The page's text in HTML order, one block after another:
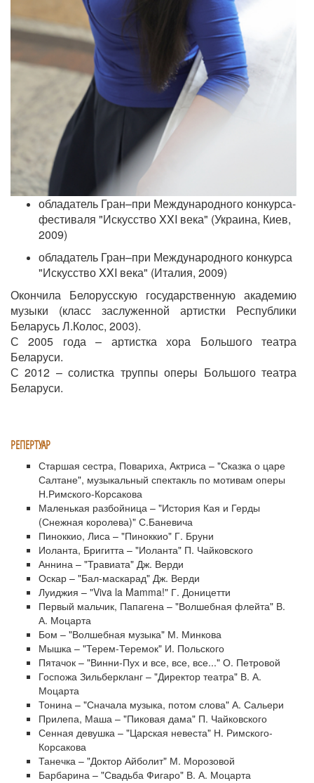
обладатель Гран–при Международного конкурса-
фестиваля "Искусство XXI века" (Украина, Киев,
2009)
обладатель Гран–при Международного конкурса
"Искусство XXI века" (Италия, 2009)
Окончила Белорусскую государственную академию
музыки (класс заслуженной артистки Республики
Беларусь Л.Колос, 2003).
С 2005 года – артистка хора Большого театра
Беларуси.
С 2012 – солистка труппы оперы Большого театра
Беларуси.
РЕПЕРТУАР
Старшая сестра, Повариха, Актриса – "Сказка о царе
Салтане", музыкальный спектакль по мотивам оперы
Н.Римского-Корсакова
Маленькая разбойница – "История Кая и Герды
(Снежная королева)" С.Баневича
Пиноккио, Лиса – "Пиноккио" Г. Бруни
Иоланта, Бригитта – "Иоланта" П. Чайковского
Аннина – "Травиата" Дж. Верди
Оскар – "Бал-маскарад" Дж. Верди
Луиджия – "Viva la Mamma!" Г. Доницетти
Первый мальчик, Папагена – "Волшебная флейта" В.
А. Моцарта
Бом – "Волшебная музыка" М. Минкова
Мышка – "Терем-Теремок" И. Польского
Пятачок – "Винни-Пух и все, все, все..." О. Петровой
Госпожа Зильберкланг – "Директор театра" В. А.
Моцарта
Тонина – "Сначала музыка, потом слова" А. Сальери
Прилепа, Маша – "Пиковая дама" П. Чайковского
Сенная девушка – "Царская невеста" Н. Римского-
Корсакова
Танечка – "Доктор Айболит" М. Морозовой
Барбарина – "Свадьба Фигаро" В. А. Моцарта